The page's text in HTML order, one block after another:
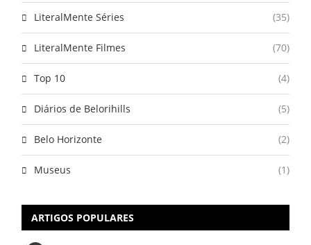
LiteralMente Séries (35)
LiteralMente Filmes (70)
Top 10 (4)
Diários de Belorihills (5)
Belo Horizonte (2)
Museus (1)
ARTIGOS POPULARES